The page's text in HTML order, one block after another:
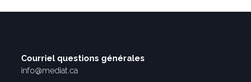
Courriel questions générales
info@mediat.ca